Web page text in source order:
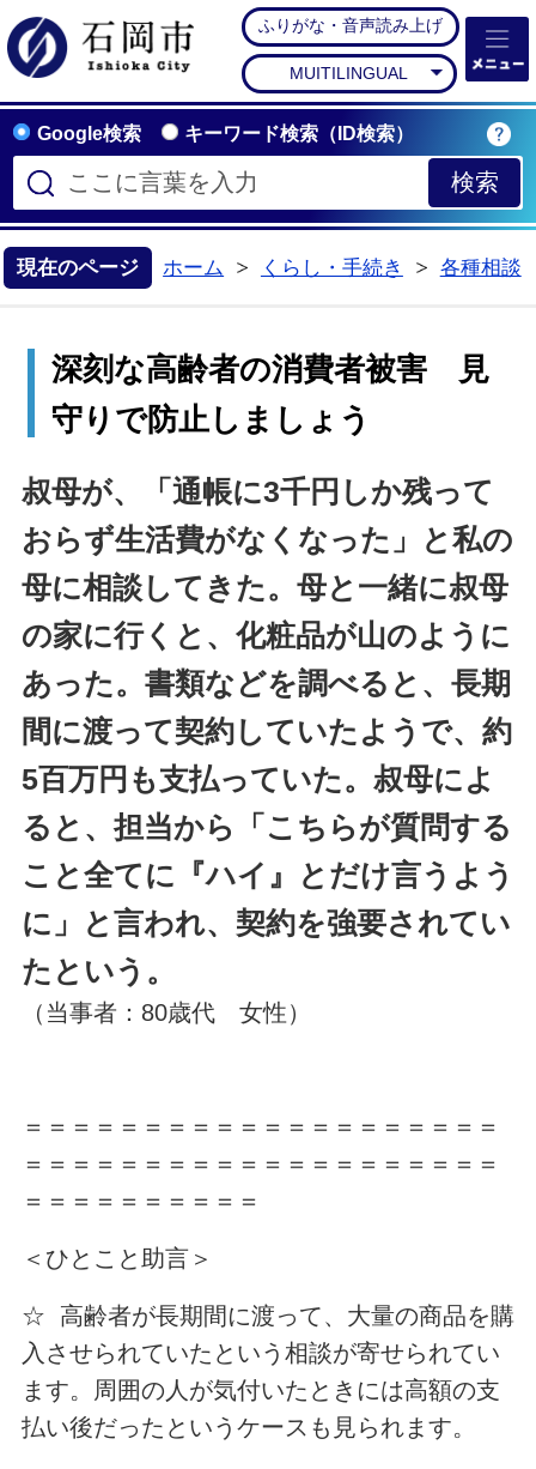
石岡市公式ホームペー
ふりがな・音声読み上げ
MUITILINGUAL
Google検索 キーワード検索（ID検索）
現在のページ ホーム
くらし・手続き
各種相談
深刻な高齢者の消費者被害 見
守りで防止しましょう
叔母が、「通帳に3千円しか残って
おらず生活費がなくなった」と私の
母に相談してきた。母と一緒に叔母
の家に行くと、化粧品が山のように
あった。書類などを調べると、長期
間に渡って契約していたようで、約
5百万円も支払っていた。叔母によ
ると、担当から「こちらが質問する
こと全てに『ハイ』とだけ言うよう
に」と言われ、契約を強要されてい
たという。
（当事者：80歳代 女性）
＝＝＝＝＝＝＝＝＝＝＝＝＝＝＝＝＝＝＝＝
＝＝＝＝＝＝＝＝＝＝＝＝＝＝＝＝＝＝＝＝
＝＝＝＝＝＝＝＝＝＝
＜ひとこと助言＞
☆ 高齢者が長期間に渡って、大量の商品を購
入させられていたという相談が寄せられてい
ます。周囲の人が気付いたときには高額の支
払い後だったというケースも見られます。